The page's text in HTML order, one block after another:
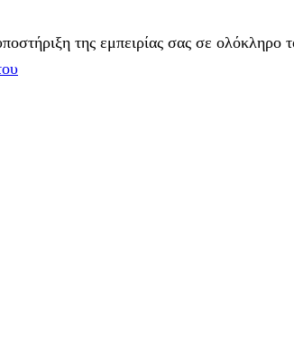
της εμπειρίας σας σε ολόκληρο